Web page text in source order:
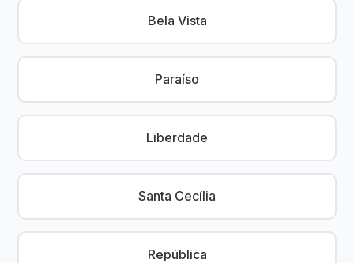
Bela Vista
Paraíso
Liberdade
Santa Cecília
República